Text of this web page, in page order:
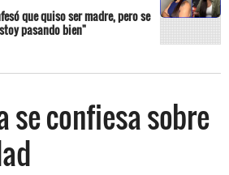
que quiso ser madre, pero se
pasando bien"
se confiesa sobre